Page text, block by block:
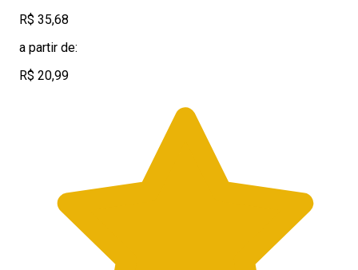
R$ 35,68
a partir de:
R$ 20,99